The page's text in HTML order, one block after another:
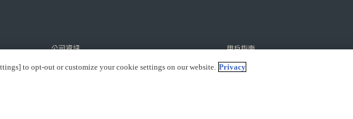
公司資訊
公司簡介
用戶指南
常見問題
to opt-out or customize your cookie settings on our website. Privacy